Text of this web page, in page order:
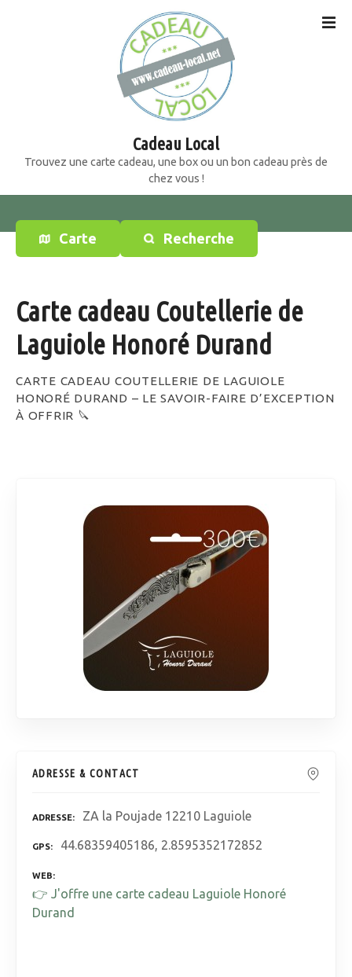
e
t
Cadeau Local
Trouvez une carte cadeau, une box ou un bon cadeau près de
chez vous !
Carte Recherche
Carte cadeau Coutellerie de
Laguiole Honoré Durand
CARTE CADEAU COUTELLERIE DE LAGUIOLE
HONORÉ DURAND – LE SAVOIR-FAIRE D’EXCEPTION
À OFFRIR 🔪
ADRESSE & CONTACT
ADRESSE ZA la Poujade 12210 Laguiole
GPS 44.68359405186, 2.8595352172852
WEB
👉 J'offre une carte cadeau Laguiole Honoré
Durand